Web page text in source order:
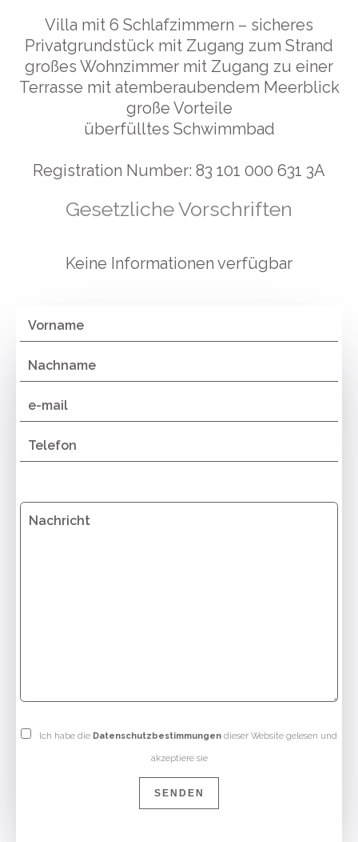
Villa mit 6 Schlafzimmern – sicheres
Privatgrundstück mit Zugang zum Strand
großes Wohnzimmer mit Zugang zu einer
Terrasse mit atemberaubendem Meerblick
große Vorteile
überfülltes Schwimmbad
Registration Number: 83 101 000 631 3A
Gesetzliche Vorschriften
Keine Informationen verfügbar
Ich habe die Datenschutzbestimmungen dieser Website gelesen und
akzeptiere sie
SENDEN